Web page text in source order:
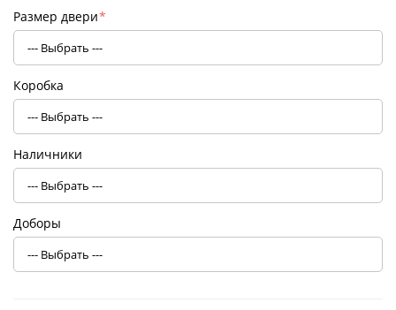
Размер двери*
Коробка
Наличники
Доборы